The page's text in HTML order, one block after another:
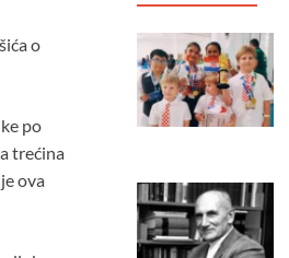
o
po
trećina
ova